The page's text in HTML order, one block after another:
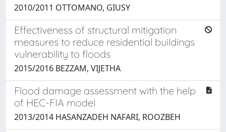
2010/2011 OTTOMANO, GIUSY
Effectiveness of structural mitigation
measures to reduce residential buildings
vulnerability to floods
2015/2016 BEZZAM, VIJETHA
Flood damage assessment with the help
of HEC-FIA model
2013/2014 HASANZADEH NAFARI, ROOZBEH